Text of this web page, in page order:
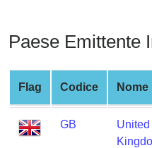
BIN
Credit
Card
Checker
Service
Paese Emittente
Flag Codice Nome
GB
United